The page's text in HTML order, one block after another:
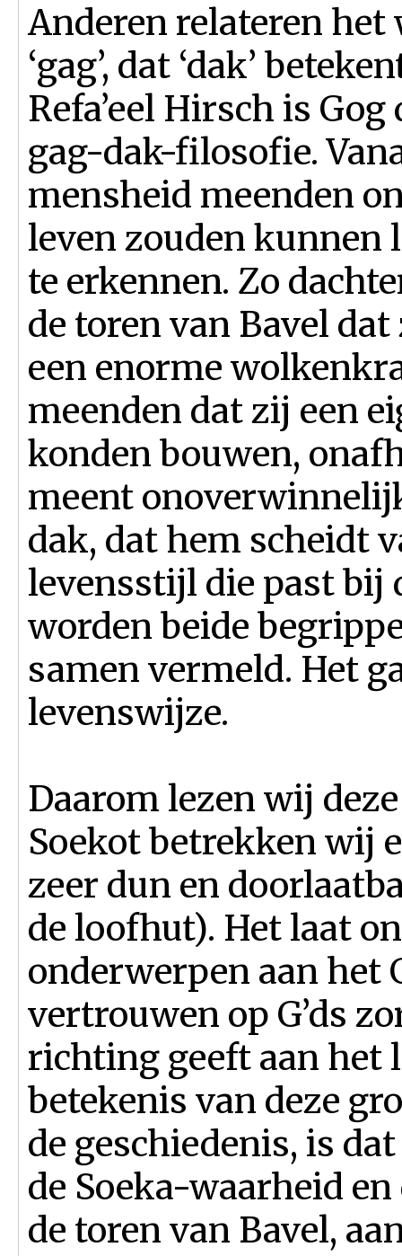
Anderen relateren het
‘gag’, dat ‘dak’
Refa’eel Hirsch is
gag-dak-filosofie.
mensheid meenden
leven zouden kunnen
te erkennen. Zo
de toren van Bavel
een enorme
meenden dat zij een
konden bouwen,
meent
dak, dat hem scheidt
levensstijl die past bij
worden beide
samen vermeld. Het
levenswijze.
Daarom lezen wij
Soekot betrekken wij
zeer dun en
de loofhut). Het laat
onderwerpen aan het
vertrouwen op G’ds
richting geeft aan het
betekenis van deze
de geschiedenis, is
de Soeka-waarheid
de toren van Bavel,